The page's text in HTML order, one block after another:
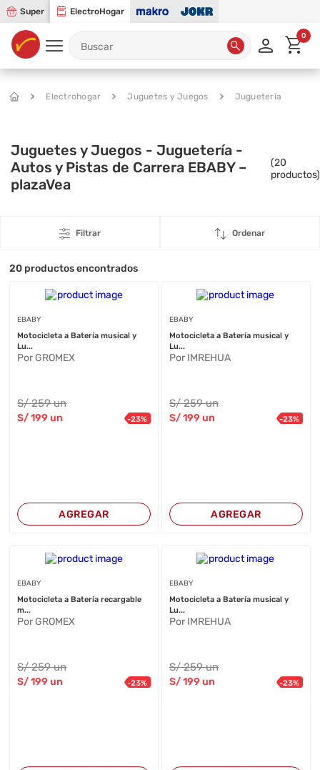
Super ElectroHogar
0
Electrohogar Juguetes y Juegos Juguetería
Juguetes y Juegos - Juguetería -
Autos y Pistas de Carrera EBABY –
plazaVea
(20
productos)
Filtrar Ordenar
20 productos encontrados
EBABY
Motocicleta a Batería musical y
Lu...
Por GROMEX
S/259 un
S/199 un -23%
AGREGAR
EBABY
Motocicleta a Batería musical y
Lu...
Por IMREHUA
S/259 un
S/199 un -23%
AGREGAR
EBABY
Motocicleta a Batería recargable
m...
Por GROMEX
S/259 un
S/199 un -23%
EBABY
Motocicleta a Batería musical y
Lu...
Por IMREHUA
S/259 un
S/199 un -23%